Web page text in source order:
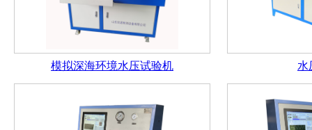
模拟深海环境水压试验机 水